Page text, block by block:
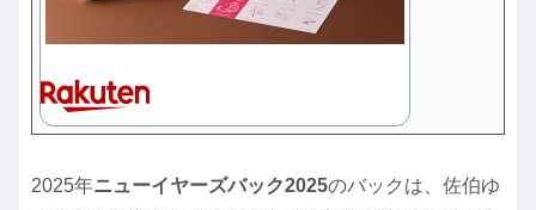
2025年ニューイヤーズバック2025のバックは、佐伯ゆ